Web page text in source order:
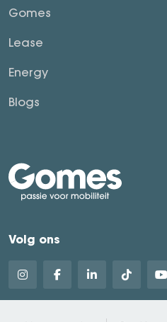
Gomes
Lease
Energy
Blogs
Volg ons